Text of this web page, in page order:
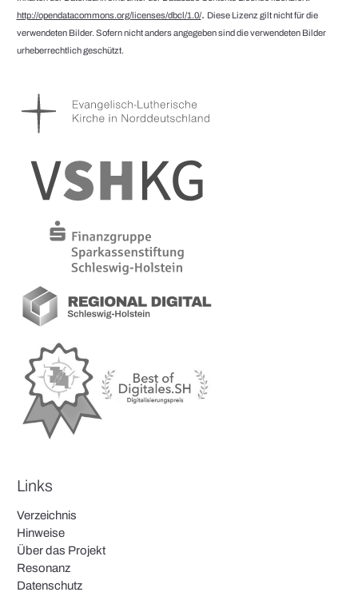
http://opendatacommons.org/licenses/dbcl/1.0/. Diese Lizenz gilt nicht für die
verwendeten Bilder. Sofern nicht anders angegeben sind die verwendeten Bilder
urheberrechtlich geschützt.
Links
Verzeichnis
Hinweise
Über das Projekt
Resonanz
Datenschutz